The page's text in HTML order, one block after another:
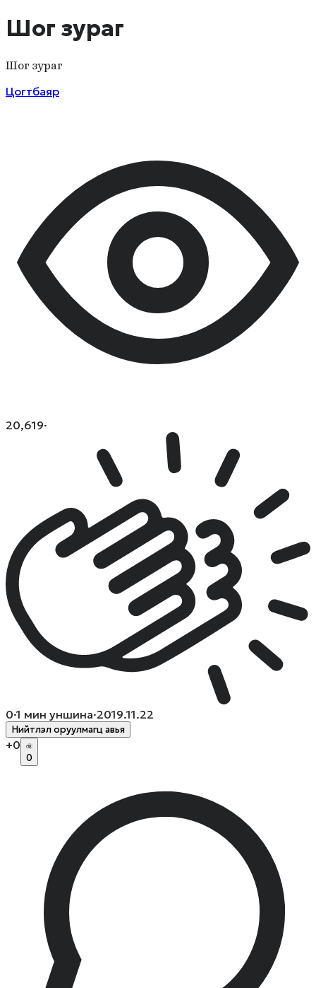
Шог зураг
Шог зураг
Цогтбаяр
20,619·
0·1 мин уншина·2019.11.22
Нийтлэл оруулмагц авья
+0
0